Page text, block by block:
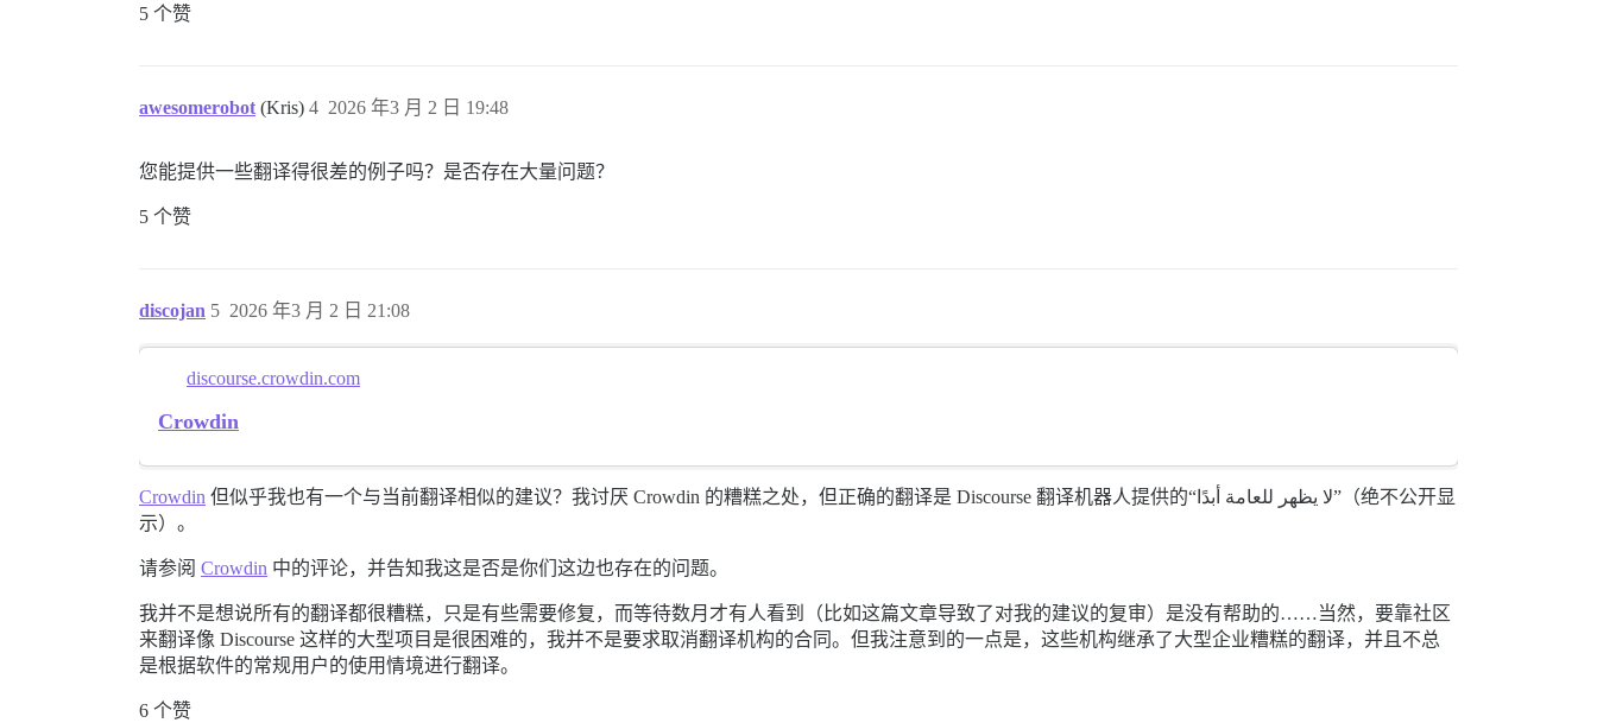
5 个赞
awesomerobot (Kris) 2026 年3 月 2 日 19:48
4
您能提供一些翻译得很差的例子吗？是否存在大量问题？
5 个赞
discojan 2026 年3 月 2 日 21:08
5
discourse.crowdin.com
Crowdin
Crowdin 但似乎我也有一个与当前翻译相似的建议？我讨厌 Crowdin 的糟糕之处，但正确的翻译是 Discourse 翻译机器人提供的“لا يظهر للعامة أبدًا”（绝不公开显
示）。
请参阅 Crowdin 中的评论，并告知我这是否是你们这边也存在的问题。
我并不是想说所有的翻译都很糟糕，只是有些需要修复，而等待数月才有人看到（比如这篇文章导致了对我的建议的复审）是没有帮助的……当然，要靠社区
来翻译像 Discourse 这样的大型项目是很困难的，我并不是要求取消翻译机构的合同。但我注意到的一点是，这些机构继承了大型企业糟糕的翻译，并且不总
是根据软件的常规用户的使用情境进行翻译。
6 个赞